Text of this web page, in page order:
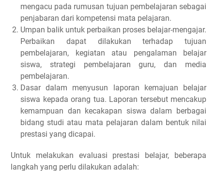
mengacu pada rumusan tujuan pembelajaran sebagai
penjabaran dari kompetensi mata pelajaran.
Umpan balik untuk perbaikan proses belajar-mengajar.
Perbaikan dapat dilakukan terhadap tujuan
pembelajaran, kegiatan atau pengalaman belajar
siswa, strategi pembelajaran guru, dan media
pembelajaran.
Dasar dalam menyusun laporan kemajuan belajar
siswa kepada orang tua. Laporan tersebut mencakup
kemampuan dan kecakapan siswa dalam berbagai
bidang studi atau mata pelajaran dalam bentuk nilai
prestasi yang dicapai.
Untuk melakukan evaluasi prestasi belajar, beberapa
langkah yang perlu dilakukan adalah: